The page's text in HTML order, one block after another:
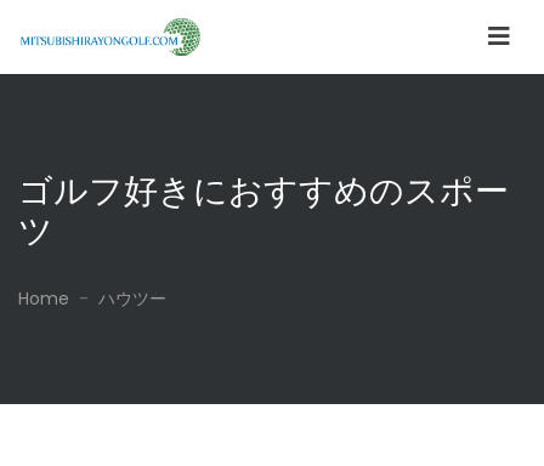
ゴルフ好きにおすすめのスポー
ツ
Home ハウツー